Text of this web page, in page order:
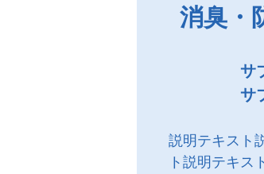
消臭・
サ
サ
説明テキスト
ト説明テキス